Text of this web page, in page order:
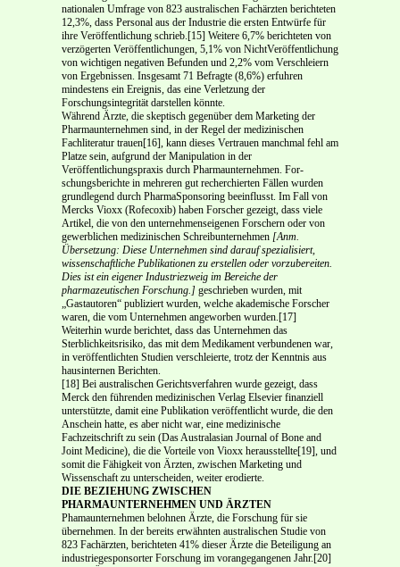
nationalen Umfrage von 823 australischen Fachärzten berichteten
12,3%, dass Personal aus der Industrie die ersten Entwürfe für
ihre Veröffentlichung schrieb.[15] Weitere 6,7% berichteten von
verzögerten Veröffentlichungen, 5,1% von Nicht­Veröffentlichung
von wichtigen negativen Befunden und 2,2% vom Verschleiern
von Ergebnissen. Insgesamt 71 Befragte (8,6%) erfuhren
mindestens ein Ereignis, das eine Verletzung der
Forschungsintegrität darstellen könnte.
Während Ärzte, die skeptisch gegenüber dem Marketing der
Pharmaunternehmen sind, in der Regel der medizinischen
Fachliteratur trauen[16], kann dieses Vertrauen manchmal fehl am
Platze sein, aufgrund der Manipulation in der
Veröffentlichungspraxis durch Pharmaunternehmen. For­
schungsberichte in mehreren gut recherchierten Fällen wurden
grundlegend durch Pharma­Sponsoring beeinflusst. Im Fall von
Mercks Vioxx (Rofecoxib) haben Forscher gezeigt, dass viele
Artikel, die von den unternehmenseigenen Forschern oder von
gewerblichen medizinischen Schreibunternehmen [Anm.
Übersetzung: Diese Unternehmen sind darauf spezialisiert,
wissen­schaftliche Publikationen zu erstellen oder vorzubereiten.
Dies ist ein eigener Industriezweig im Bereiche der
pharmazeutischen Forschung.] geschrieben wurden, mit
„Gastautoren“ publiziert wur­den, welche akademische Forscher
waren, die vom Unternehmen angeworben wurden.[17]
Weiterhin wurde berichtet, dass das Unternehmen das
Sterblichkeitsrisiko, das mit dem Medikament verbun­denen war,
in veröffentlichten Studien verschleierte, trotz der Kenntnis aus
hausinternen Berichten.
[18] Bei australischen Gerichtsverfahren wurde gezeigt, dass
Merck den führenden medizinischen Verlag Elsevier finanziell
unterstützte, damit eine Publikation veröffentlicht wurde, die den
An­schein hatte, es aber nicht war, eine medizinische
Fachzeitschrift zu sein (Das Australasian Journal of Bone and
Joint Medicine), die die Vorteile von Vioxx herausstellte[19], und
somit die Fähigkeit von Ärzten, zwischen Marketing und
Wissenschaft zu unterscheiden, weiter erodierte.
DIE BEZIEHUNG ZWISCHEN
PHARMAUNTERNEHMEN UND ÄRZTEN
Phamaunternehmen belohnen Ärzte, die Forschung für sie
übernehmen. In der bereits erwähnten australischen Studie von
823 Fachärzten, berichteten 41% dieser Ärzte die Beteiligung an
industrie­gesponsorter Forschung im vorangegangenen Jahr.[20]